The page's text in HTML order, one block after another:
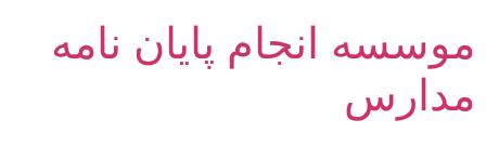
موسسه انجام پایان نامه
مدارس